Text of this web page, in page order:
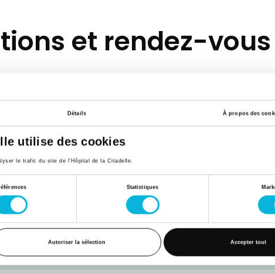
Détails À propos des
utilise des cookies
le trafic du site de l'Hôpital de la Citadelle.
Statistiques
Autoriser la sélection Accepter tout
et rendez-vous